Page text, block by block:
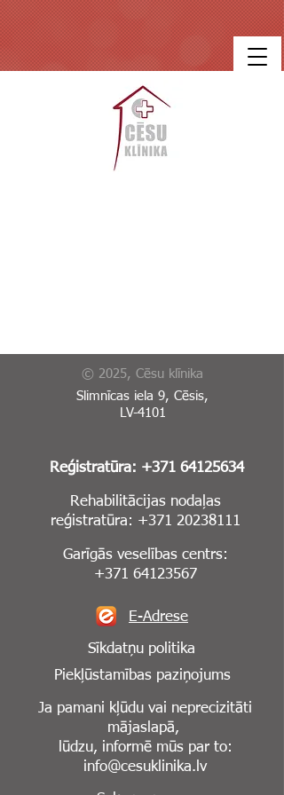
© 2025, Cēsu klīnika
Slimnīcas iela 9, Cēsis,
LV-4101
Reģistratūra: +371 64125634
Rehabilitācijas nodaļas
reģistratūra: +371 20238111
Garīgās veselības centrs:
+371 64123567
E-Adrese
Sīkdatņu politika
Piekļūstamības paziņojums
Ja pamani kļūdu vai neprecizitāti
mājaslapā,
lūdzu, informē mūs par to:
info@cesuklinika.lv